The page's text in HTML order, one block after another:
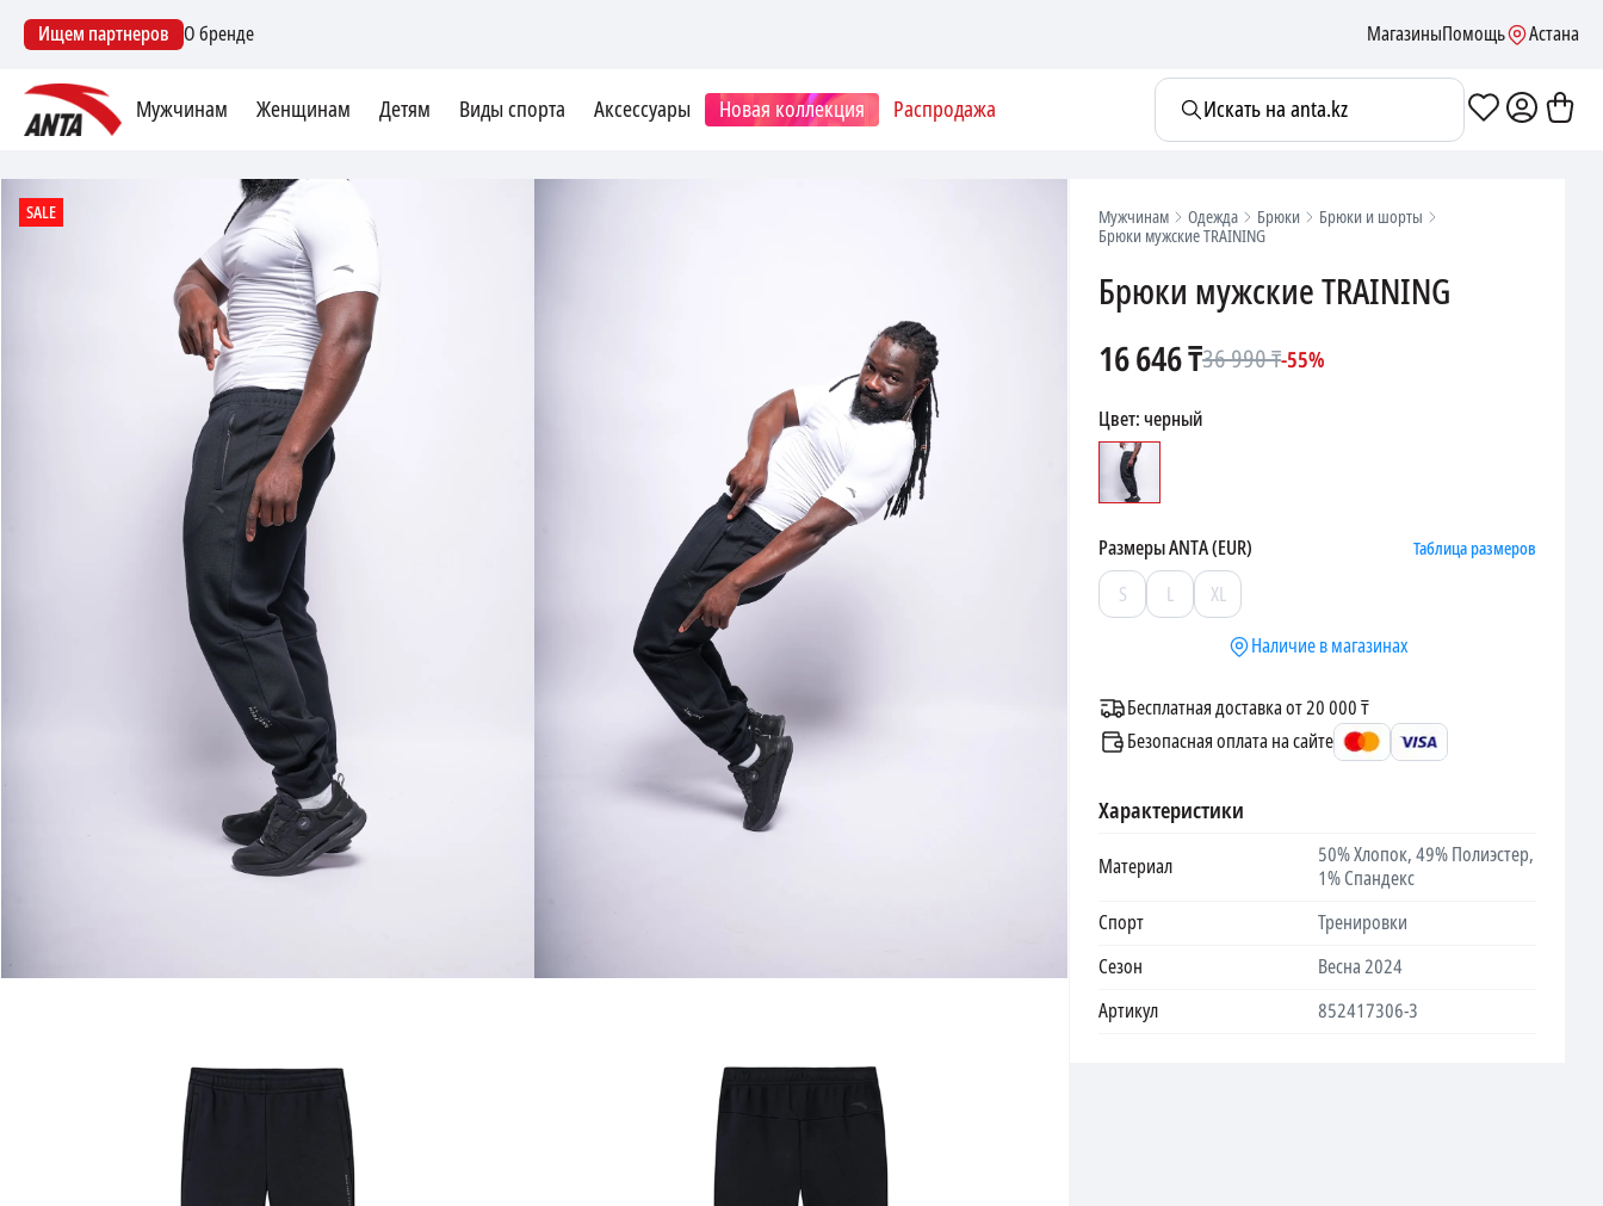
Ищем партнеров О бренде МагазиныПомощь Астана
Мужчинам Женщинам Детям Виды спорта Аксессуары Новая коллекция Распродажа Искать на anta.kz
SALE Мужчинам Одежда Брюки
Брюки и шорты
Брюки мужские TRAINING
Брюки мужские TRAINING
16 646₸36 990₸-55%
Цвет:черный
РазмерыANTA (EUR) Таблица размеров
S L
XL
Наличие в магазинах
Бесплатная доставка от 20 000 ₸
Безопасная оплата на сайте
Характеристики
Материал
50% Хлопок, 49% Полиэстер,
1% Спандекс
Спорт
Тренировки
Сезон
Весна 2024
Артикул
852417306-3